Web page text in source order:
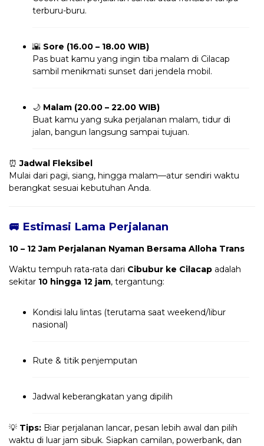
terburu-buru.
🌇 Sore (16.00 – 18.00 WIB)
Pas buat kamu yang ingin tiba malam di Cilacap
sambil menikmati sunset dari jendela mobil.
🌙 Malam (20.00 – 22.00 WIB)
Buat kamu yang suka perjalanan malam, tidur di
jalan, bangun langsung sampai tujuan.
⏰Jadwal Fleksibel
Mulai dari pagi, siang, hingga malam—atur sendiri waktu
berangkat sesuai kebutuhan Anda.
🚐 Estimasi Lama Perjalanan
10 – 12 Jam Perjalanan Nyaman Bersama Alloha Trans
Waktu tempuh rata-rata dari Cibubur ke Cilacap adalah
sekitar 10 hingga 12 jam, tergantung:
Kondisi lalu lintas (terutama saat weekend/libur
nasional)
Rute & titik penjemputan
Jadwal keberangkatan yang dipilih
💡 Tips: Biar perjalanan lancar, pesan lebih awal dan pilih
waktu di luar jam sibuk. Siapkan camilan, powerbank, dan